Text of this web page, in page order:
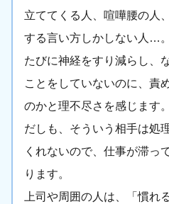
立ててくる人、喧嘩腰の人
する言い方しかしない人…
たびに神経をすり減らし、
ことをしていないのに、責
のかと理不尽さを感じます
だしも、そういう相手は処
くれないので、仕事が滞っ
ります。
上司や周囲の人は、「慣れ